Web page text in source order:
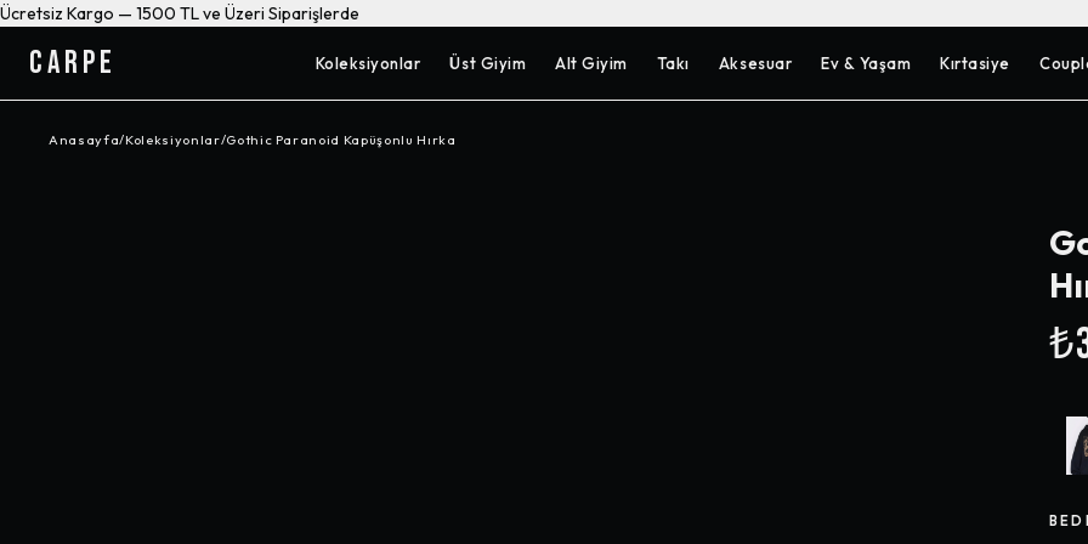
Ücretsiz Kargo — 1500 TL ve Üzeri Siparişlerde
CARPE Koleksiyonlar Üst Giyim Alt Giyim Takı Aksesuar Ev & Yaşam Kırtasiye
Anasayfa/Koleksiyonlar/Gothic Paranoid Kapüşonlu Hırka